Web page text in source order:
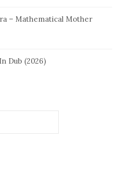
– Mathematical Mother
Dub (2026)